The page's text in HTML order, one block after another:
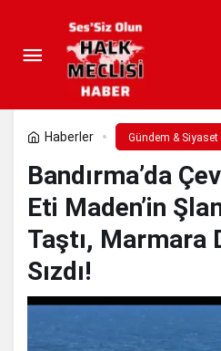
Haberler Gündem & Siyaset
Bandırma’da
Eti Maden’in
Taştı, Marmara
Sızdı!
Bandırma’da
Maden’in Şlam Havuzu
Denizi’ne Atık Sızdı!
Yorum Yap